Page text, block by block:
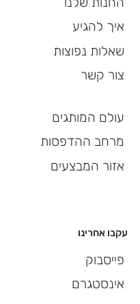
עקבו אחרינו
פייסבוק
אינסטגרם
איך להגיע
שאלות נפוצות
צור קשר
עולם המותגים
מרחב ההדפסות
אזור המבצעים